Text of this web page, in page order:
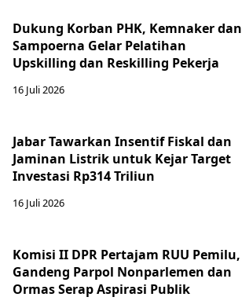
Dukung Korban PHK, Kemnaker dan
Sampoerna Gelar Pelatihan
Upskilling dan Reskilling Pekerja
16 Juli 2026
Jabar Tawarkan Insentif Fiskal dan
Jaminan Listrik untuk Kejar Target
Investasi Rp314 Triliun
16 Juli 2026
Komisi II DPR Pertajam RUU Pemilu,
Gandeng Parpol Nonparlemen dan
Ormas Serap Aspirasi Publik